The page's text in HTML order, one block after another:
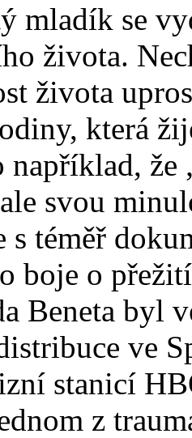
mladík se
života.
života
která
že
svou
s téměř
boje o
Beneta byl
ve
stanicí
z